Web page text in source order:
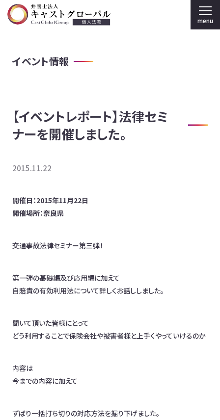
弁護士紹介
事務所案内
採用情報
お問合わせ
日本全国対応！オンライン相談OK
イベント情報 メディア掲載
menu
イベント情報
【イベントレポート】法律セミ
ナーを開催しました。
2015.11.22
開催日：2015年11月22日
開催場所：奈良県
交通事故法律セミナー第三弾！
第一弾の基礎編及び応用編に加えて
自賠責の有効利用法について詳しくお話ししました。
聞いて頂いた皆様にとって
どう利用することで保険会社や被害者様と上手くやっていけるのか
内容は
今までの内容に加えて
ずばり一括打ち切りの対応方法を掘り下げました。